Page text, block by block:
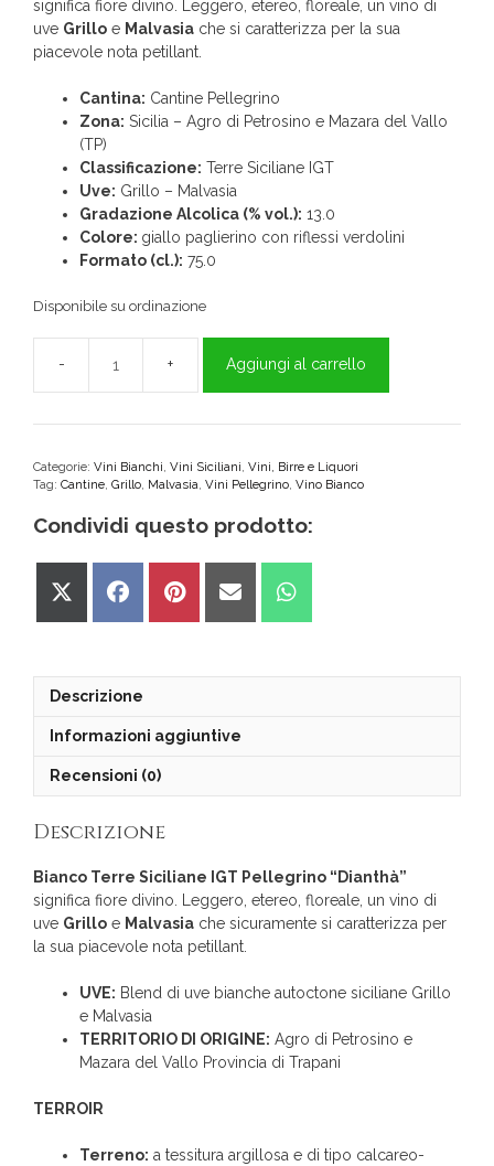
significa fiore divino. Leggero, etereo, floreale, un vino di
uve Grillo e Malvasia che si caratterizza per la sua
piacevole nota petillant.
Cantina: Cantine Pellegrino
Zona: Sicilia – Agro di Petrosino e Mazara del Vallo
(TP)
Classificazione: Terre Siciliane IGT
Uve: Grillo – Malvasia
Gradazione Alcolica (% vol.): 13.0
Colore: giallo paglierino con riflessi verdolini
Formato (cl.): 75.0
Disponibile su ordinazione
Dianthà
Bianco
Terre
IGT
Pellegrino
Aggiungi al carrello
Categorie: Vini Bianchi, Vini Siciliani, Vini, Birre e Liquori
Tag: Cantine, Grillo, Malvasia, Vini Pellegrino, Vino Bianco
Condividi questo prodotto:
Share
Share
Share
Share
Share
Descrizione
Informazioni aggiuntive
Recensioni (0)
Descrizione
Bianco Terre Siciliane IGT Pellegrino “Dianthà”
significa fiore divino. Leggero, etereo, floreale, un vino di
uve Grillo e Malvasia che sicuramente si caratterizza per
la sua piacevole nota petillant.
UVE: Blend di uve bianche autoctone siciliane Grillo
e Malvasia
TERRITORIO DI ORIGINE: Agro di Petrosino e
Mazara del Vallo Provincia di Trapani
TERROIR
Terreno: a tessitura argillosa e di tipo calcareo-